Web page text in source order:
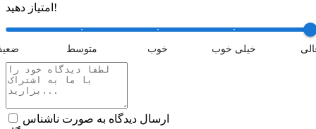
امتیاز دهید!
متوسط خوب خیلی خوب
ارسال دیدگاه به صورت ناشناس